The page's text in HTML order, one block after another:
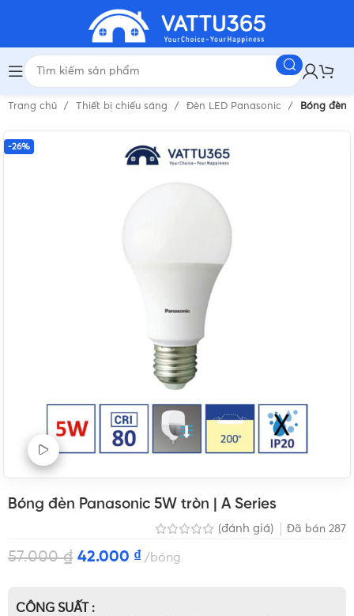
Trang chủ Thiết bị chiếu sáng Đèn LED Panasonic Bóng đèn
-26%
Xem Video sản phẩm
Bóng đèn Panasonic 5W tròn | A Series
(đánh giá) Đã bán 287
57.000₫ 42.000 ₫ bóng
CÔNG SUẤT